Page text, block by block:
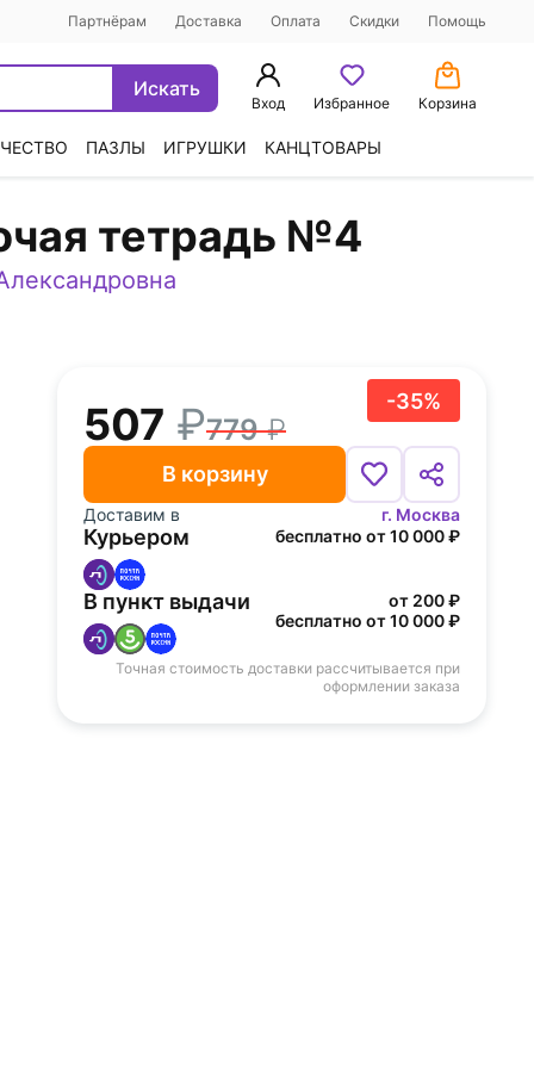
Партнёрам Доставка Оплата Скидки Помощь
Искать
Вход Избранное Корзина
ПАЗЛЫ ИГРУШКИ КАНЦТОВАРЫ
тетрадь №4
-35%
507 779
В корзину
Доставим в г. Москва
Курьером бесплатно от 10 000 ₽
В пункт выдачи
от 200 ₽
бесплатно от 10 000 ₽
Точная стоимость доставки рассчитывается при
оформлении заказа